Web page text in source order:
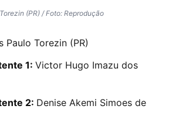
(PR) / Foto: Reprodução
Paulo Torezin (PR)
1: Victor Hugo Imazu dos
2: Denise Akemi Simoes de